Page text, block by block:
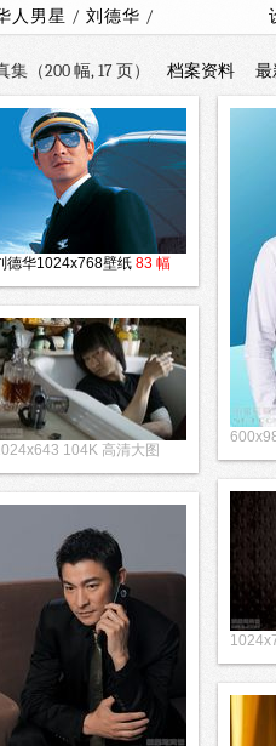
人男星 / 刘德华 /
集（200 幅, 17 页） 档案资料 最
德华1024x768壁纸 83 幅
104K 高清大图